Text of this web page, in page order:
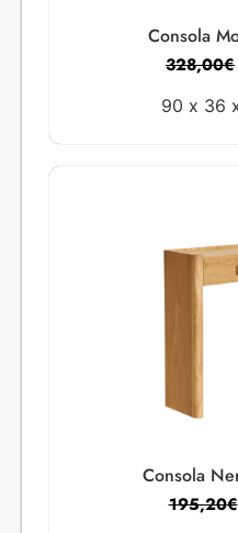
Consola
328,00€
90 x 36
Consola
195,20€